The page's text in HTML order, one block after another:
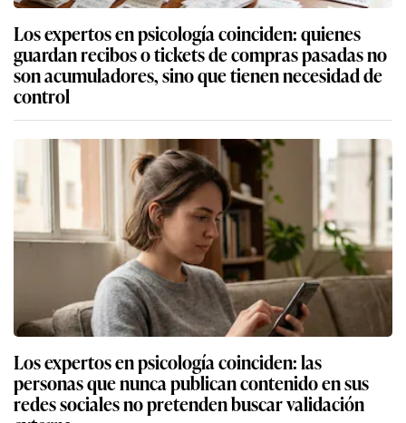
Los expertos en psicología coinciden: quienes
guardan recibos o tickets de compras pasadas no
son acumuladores, sino que tienen necesidad de
control
Los expertos en psicología coinciden: las
personas que nunca publican contenido en sus
redes sociales no pretenden buscar validación